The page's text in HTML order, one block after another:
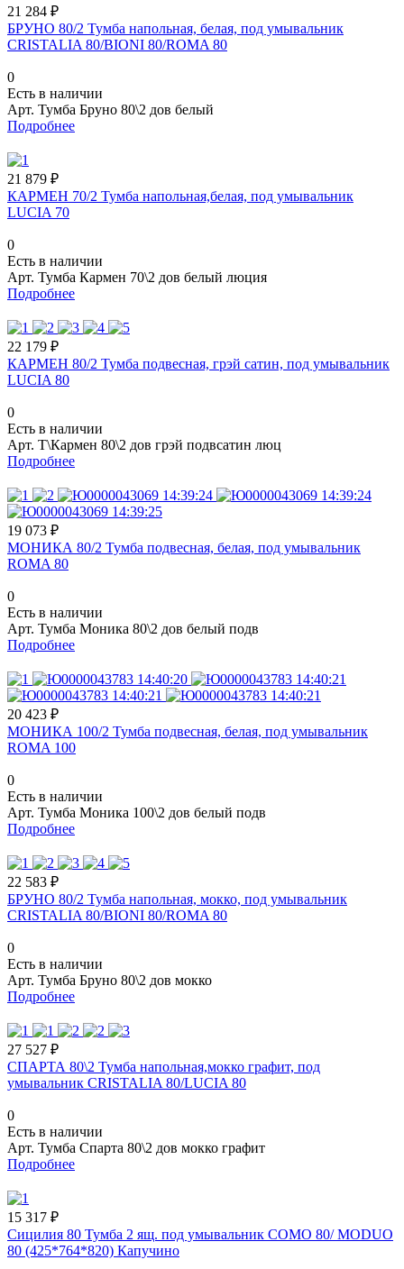
21 284 ₽
БРУНО 80/2 Тумба напольная, белая, под умывальник
CRISTALIA 80/BIONI 80/ROMA 80
0
Есть в наличии
Арт. Тумба Бруно 80\2 дов белый
Подробнее
21 879 ₽
КАРМЕН 70/2 Тумба напольная,белая, под умывальник
LUCIA 70
0
Есть в наличии
Арт. Тумба Кармен 70\2 дов белый люция
Подробнее
22 179 ₽
КАРМЕН 80/2 Тумба подвесная, грэй сатин, под умывальник
LUCIA 80
0
Есть в наличии
Арт. Т\Кармен 80\2 дов грэй подвсатин люц
Подробнее
19 073 ₽
МОНИКА 80/2 Тумба подвесная, белая, под умывальник
ROMA 80
0
Есть в наличии
Арт. Тумба Моника 80\2 дов белый подв
Подробнее
20 423 ₽
МОНИКА 100/2 Тумба подвесная, белая, под умывальник
ROMA 100
0
Есть в наличии
Арт. Тумба Моника 100\2 дов белый подв
Подробнее
22 583 ₽
БРУНО 80/2 Тумба напольная, мокко, под умывальник
CRISTALIA 80/BIONI 80/ROMA 80
0
Есть в наличии
Арт. Тумба Бруно 80\2 дов мокко
Подробнее
27 527 ₽
СПАРТА 80\2 Тумба напольная,мокко графит, под
умывальник CRISTALIA 80/LUCIA 80
0
Есть в наличии
Арт. Тумба Спарта 80\2 дов мокко графит
Подробнее
15 317 ₽
Сицилия 80 Тумба 2 ящ. под умывальник COMO 80/ MODUO
80 (425*764*820) Капучино